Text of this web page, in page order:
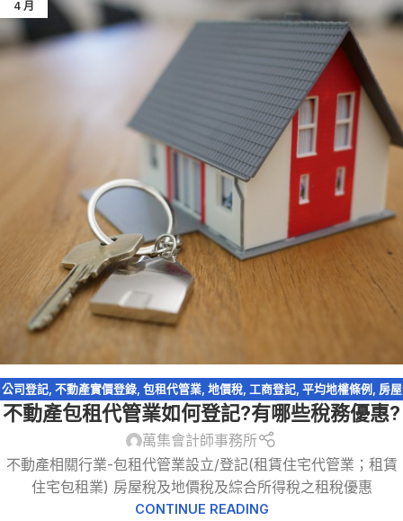
4 月
公司登記, 不動產實價登錄, 包租代管業, 地價稅, 工商登記, 平均地權條例
房屋
稅,租賃所得,稅務法規
不動產包租代管業如何登記?有哪些稅務優惠?
萬集會計師事務所
不動產相關行業-包租代管業設立/登記(租賃住宅代管業；租賃
住宅包租業) 房屋稅及地價稅及綜合所得稅之租稅優惠
CONTINUE READING